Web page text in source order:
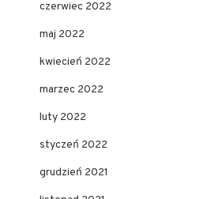
czerwiec 2022
maj 2022
kwiecień 2022
marzec 2022
luty 2022
styczeń 2022
grudzień 2021